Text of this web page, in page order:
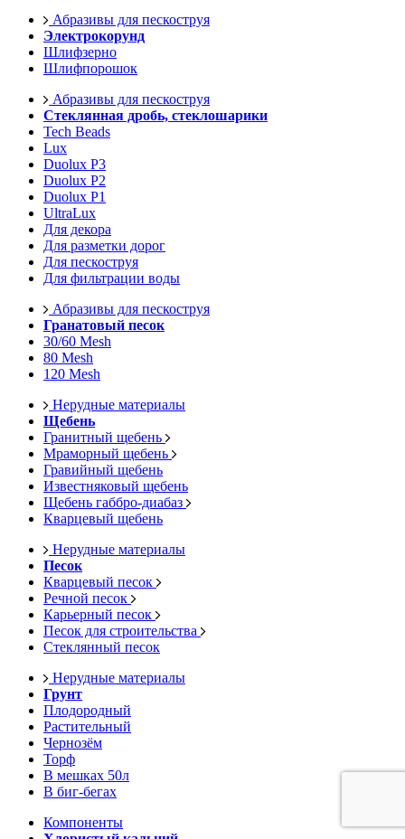
Абразивы для пескоструя
Электрокорунд
Шлифзерно
Шлифпорошок
Абразивы для пескоструя
Стеклянная дробь, стеклошарики
Tech Beads
Lux
Duolux P3
Duolux P2
Duolux P1
UltraLux
Для декора
Для разметки дорог
Для пескоструя
Для фильтрации воды
Абразивы для пескоструя
Гранатовый песок
30/60 Mesh
80 Mesh
120 Mesh
Нерудные материалы
Щебень
Гранитный щебень
Мраморный щебень
Гравийный щебень
Известняковый щебень
Щебень габбро-диабаз
Кварцевый щебень
Нерудные материалы
Песок
Кварцевый песок
Речной песок
Карьерный песок
Песок для строительства
Стеклянный песок
Нерудные материалы
Грунт
Плодородный
Растительный
Чернозём
Торф
В мешках 50л
В биг-бегах
Компоненты